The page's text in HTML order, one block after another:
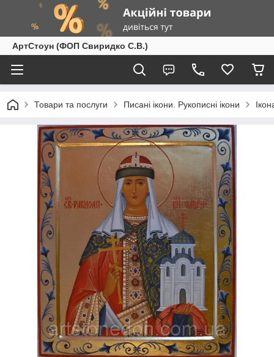
АртСтоун (ФОП Свиридко С.В.)
Товари та послуги Писані ікони. Рукописні ікони